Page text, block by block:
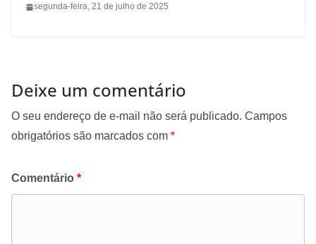
segunda-feira, 21 de julho de 2025
Deixe um comentário
O seu endereço de e-mail não será publicado. Campos
obrigatórios são marcados com *
Comentário *